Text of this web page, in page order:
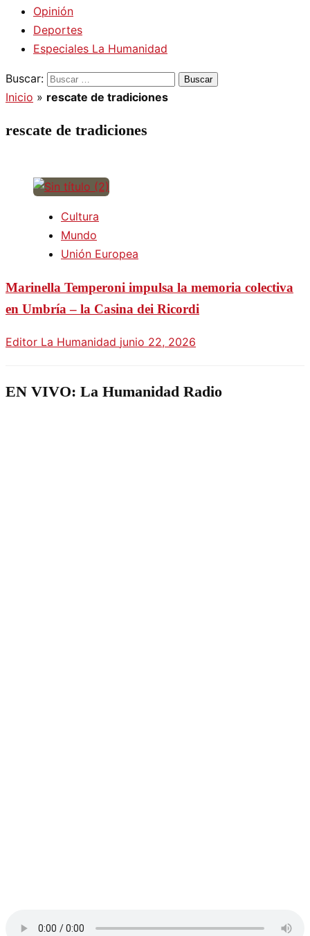
Opinión
Deportes
Especiales La Humanidad
Buscar:
Inicio » rescate de tradiciones
rescate de tradiciones
Cultura
Mundo
Unión Europea
Marinella Temperoni impulsa la memoria colectiva
en Umbría – la Casina dei Ricordi
Editor La Humanidad junio 22, 2026
EN VIVO: La Humanidad Radio